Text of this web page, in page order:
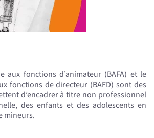
aux fonctions d’animateur (BAFA) et le
fonctions de directeur (BAFD) sont des
d’encadrer à titre non professionnel
des enfants et des adolescents en
mineurs.